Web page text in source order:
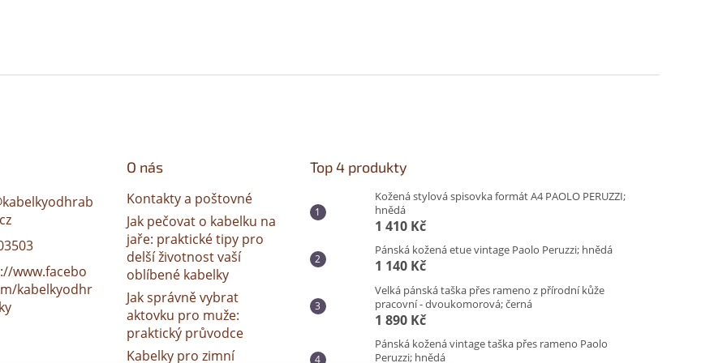
kabelkyodhrab
www.facebo
kabelkyodhr
O nás
Kontakty a poštovné
Jak pečovat o kabelku na
jaře: praktické tipy pro
delší životnost vaší
oblíbené kabelky
Jak správně vybrat
aktovku pro muže:
praktický průvodce
Kabelky pro zimní
Top 4 produkty
Kožená stylová spisovka formát A4 PAOLO PERUZZI;
hnědá
1 410 Kč
Pánská kožená etue vintage Paolo Peruzzi; hnědá
1 140 Kč
Velká pánská taška přes rameno z přírodní kůže
pracovní - dvoukomorová; černá
1 890 Kč
Pánská kožená vintage taška přes rameno Paolo
Peruzzi; hnědá